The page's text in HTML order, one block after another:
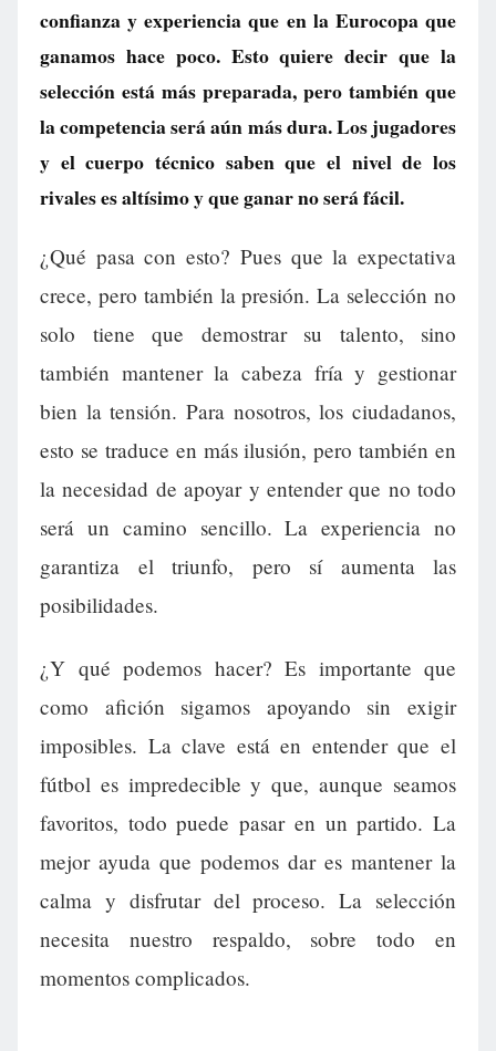
confianza y experiencia que en la Eurocopa que
ganamos hace poco. Esto quiere decir que la
selección está más preparada, pero también que
la competencia será aún más dura. Los jugadores
y el cuerpo técnico saben que el nivel de los
rivales es altísimo y que ganar no será fácil.
¿Qué pasa con esto? Pues que la expectativa
crece, pero también la presión. La selección no
solo tiene que demostrar su talento, sino
también mantener la cabeza fría y gestionar
bien la tensión. Para nosotros, los ciudadanos,
esto se traduce en más ilusión, pero también en
la necesidad de apoyar y entender que no todo
será un camino sencillo. La experiencia no
garantiza el triunfo, pero sí aumenta las
posibilidades.
¿Y qué podemos hacer? Es importante que
como afición sigamos apoyando sin exigir
imposibles. La clave está en entender que el
fútbol es impredecible y que, aunque seamos
favoritos, todo puede pasar en un partido. La
mejor ayuda que podemos dar es mantener la
calma y disfrutar del proceso. La selección
necesita nuestro respaldo, sobre todo en
momentos complicados.